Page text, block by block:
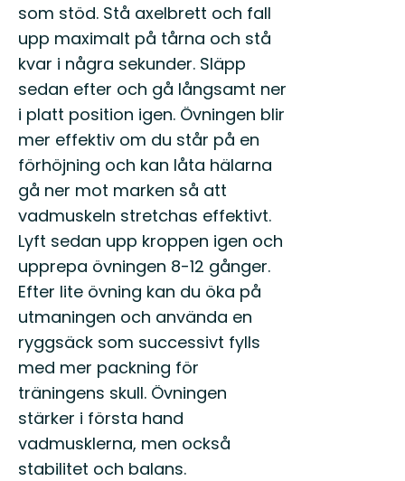
som stöd. Stå axelbrett och fall
upp maximalt på tårna och stå
kvar i några sekunder. Släpp
sedan efter och gå långsamt ner
i platt position igen. Övningen blir
mer effektiv om du står på en
förhöjning och kan låta hälarna
gå ner mot marken så att
vadmuskeln stretchas effektivt.
Lyft sedan upp kroppen igen och
upprepa övningen 8-12 gånger.
Efter lite övning kan du öka på
utmaningen och använda en
ryggsäck som successivt fylls
med mer packning för
träningens skull. Övningen
stärker i första hand
vadmusklerna, men också
stabilitet och balans.